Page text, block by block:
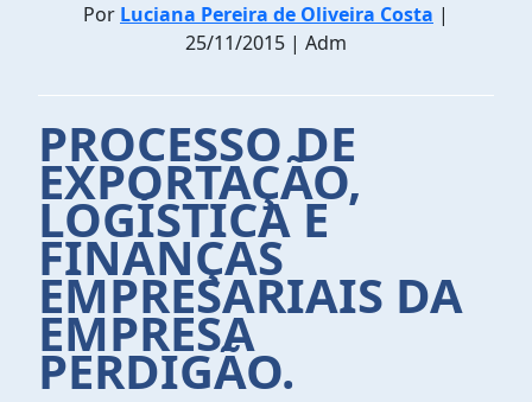
Por Luciana Pereira de Oliveira Costa |
25/11/2015 | Adm
PROCESSO DE
EXPORTAÇÃO,
LOGÍSTICA E
FINANÇAS
EMPRESARIAIS DA
EMPRESA
PERDIGÃO.